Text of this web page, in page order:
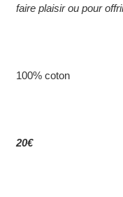
faire plaisir ou pour
100% coton
20€